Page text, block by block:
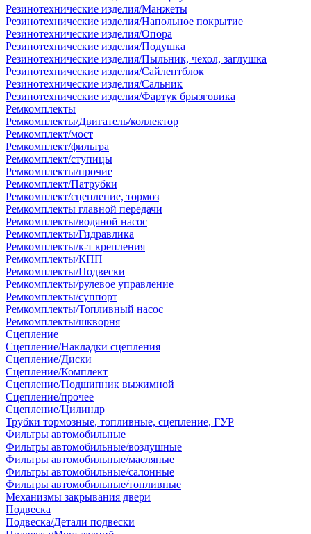
Резинотехнические изделия/Манжеты
Резинотехнические изделия/Напольное покрытие
Резинотехнические изделия/Опора
Резинотехнические изделия/Подушка
Резинотехнические изделия/Пыльник, чехол, заглушка
Резинотехнические изделия/Сайлентблок
Резинотехнические изделия/Сальник
Резинотехнические изделия/Фартук брызговика
Ремкомплекты
Ремкомплекты/Двигатель/коллектор
Ремкомплект/мост
Ремкомплект/фильтра
Ремкомплект/ступицы
Ремкомплекты/прочие
Ремкомплект/Патрубки
Ремкомплект/сцепление, тормоз
Ремкомплекты главной передачи
Ремкомплекты/водяной насос
Ремкомплекты/Гидравлика
Ремкомплекты/к-т крепления
Ремкомплекты/КПП
Ремкомплекты/Подвески
Ремкомплекты/рулевое управление
Ремкомплекты/суппорт
Ремкомплекты/Топливный насос
Ремкомплекты/шкворня
Сцепление
Сцепление/Накладки сцепления
Сцепление/Диски
Сцепление/Комплект
Сцепление/Подшипник выжимной
Сцепление/прочее
Сцепление/Цилиндр
Трубки тормозные, топливные, сцепление, ГУР
Фильтры автомобильные
Фильтры автомобильные/воздушные
Фильтры автомобильные/масляные
Фильтры автомобильные/салонные
Фильтры автомобильные/топливные
Механизмы закрывания двери
Подвеска
Подвеска/Детали подвески